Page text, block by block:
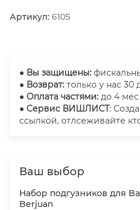
Артикул: 6105
● Вы защищены:
● Возврат: только у нас 30
● Оплата частями: до 4
● Сервис ВИШЛИСТ:
ссылкой, отлсеживайте
Ваш выбор
Набор подгузников для
Berjuan